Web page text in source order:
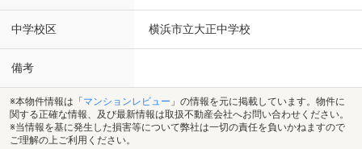
中学校区 横浜市立大正中学校
備考
※本物件情報は「 マンションレビュー 」の情報を元に掲載しています。物件に
関する正確な情報、及び最新情報は取扱不動産会社へお問い合わせください。
※当情報を基に発生した損害等について弊社は一切の責任を負いかねますので
ご理解の上ご利用ください。